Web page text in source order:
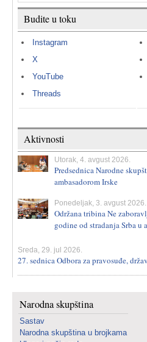
Budite u toku
Instagram
X
YouTube
Threads
Aktivnosti
Utorak, 4. avgust 2026.
Predsednica Narodne
ambasadorom Irske
Ponedeljak, 3. avgust 2026.
Održana tribina Ne
godine od stradanja Srba
Sreda, 29. jul 2026.
27. sednica Odbora za pravosuđe,
Narodna skupština
Sastav
Narodna skupština u brojkama